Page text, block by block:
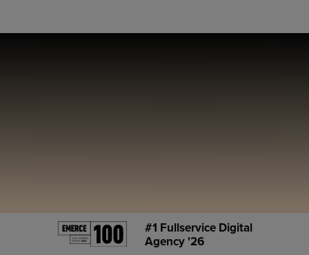
#1 Fullservice Digital
Agency '26